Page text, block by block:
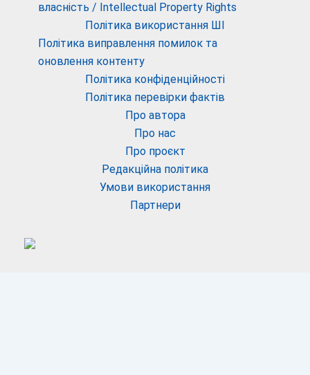
власність / Intellectual Property Rights
Політика використання ШІ
Політика виправлення помилок та
оновлення контенту
Політика конфіденційності
Політика перевірки фактів
Про автора
Про нас
Про проєкт
Редакційна політика
Умови використання
Партнери